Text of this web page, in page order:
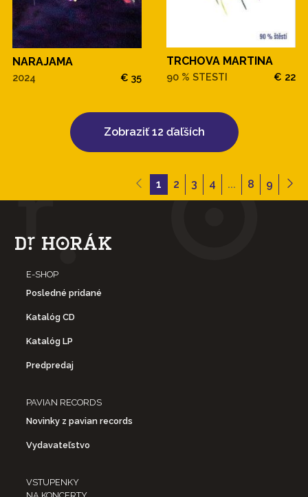
NARAJAMA
2024 € 35
TRCHOVA MARTINA
90 % STESTI € 22
Zobraziť 12 ďaľších
1 2 3 4 ... 8 9
E-SHOP
Posledné pridané
Katalóg CD
Katalóg LP
Predpredaj
PAVIAN RECORDS
Novinky z pavian records
Vydavateľstvo
VSTUPENKY